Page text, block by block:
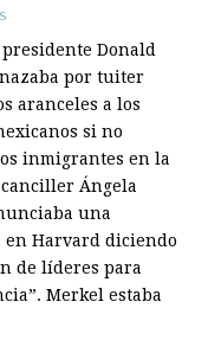
Donald
por tuiter
aranceles a los
si no
inmigrantes en la
Ángela
una
en Harvard diciendo
de líderes para
Merkel estaba